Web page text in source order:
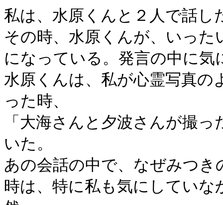
私は、水原くんと２人で話し
その時、水原くんが、いっ
になっている。発言の中に
水原くんは、私が心霊写真
った時、
「大海さんと夕波さんが撮
いた。
あの会話の中で、なぜみつ
時は、特に私も気にしてい